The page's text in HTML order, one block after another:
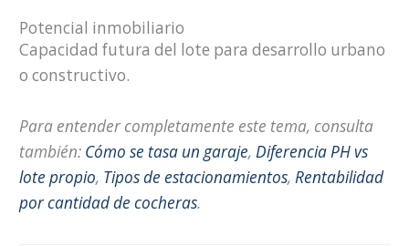
Potencial inmobiliario
Capacidad futura del lote para desarrollo urbano
o constructivo.
Para entender completamente este tema, consulta
también: Cómo se tasa un garaje, Diferencia PH vs
lote propio, Tipos de estacionamientos, Rentabilidad
por cantidad de cocheras.